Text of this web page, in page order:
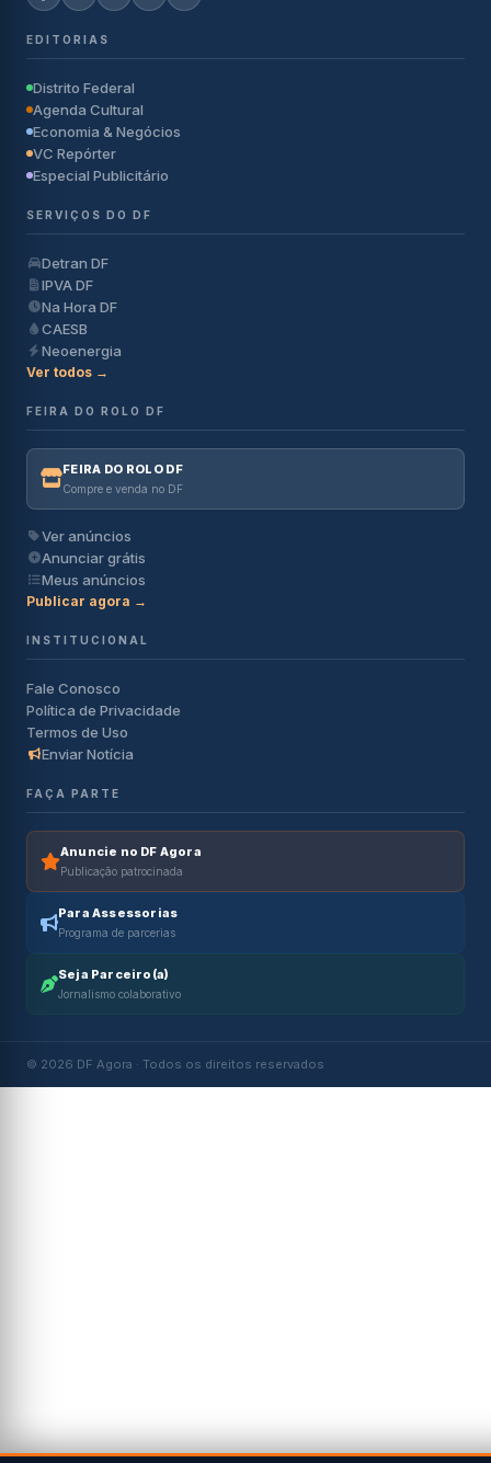
EDITORIAS
Distrito Federal
Agenda Cultural
Economia & Negócios
VC Repórter
Especial Publicitário
SERVIÇOS DO DF
Detran DF
IPVA DF
Na Hora DF
CAESB
Neoenergia
Ver todos →
FEIRA DO ROLO DF
FEIRA DO ROLO DF
Compre e venda no DF
Ver anúncios
Anunciar grátis
Meus anúncios
Publicar agora →
INSTITUCIONAL
Fale Conosco
Política de Privacidade
Termos de Uso
Enviar Notícia
FAÇA PARTE
Anuncie no DF Agora
Publicação patrocinada
Para Assessorias
Programa de parcerias
Seja Parceiro(a)
Jornalismo colaborativo
© 2026 DF Agora · Todos os direitos reservados